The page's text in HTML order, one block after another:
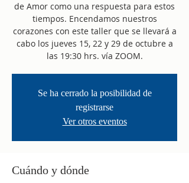
de Amor como una respuesta para estos
tiempos. Encendamos nuestros
corazones con este taller que se llevará a
cabo los jueves 15, 22 y 29 de octubre a
las 19:30 hrs. vía ZOOM.
Se ha cerrado la posibilidad de
registrarse
Ver otros eventos
Cuándo y dónde